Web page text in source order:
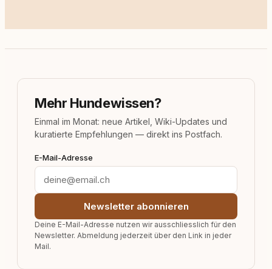
Mehr Hundewissen?
Einmal im Monat: neue Artikel, Wiki-Updates und
kuratierte Empfehlungen — direkt ins Postfach.
E-Mail-Adresse
Newsletter abonnieren
Deine E-Mail-Adresse nutzen wir ausschliesslich für den
Newsletter. Abmeldung jederzeit über den Link in jeder
Mail.